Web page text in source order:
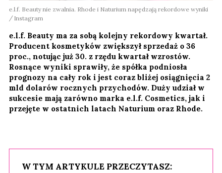
e.l.f. Beauty nie zwalnia. Rhode i Naturium napędzają rekordowe wyniki
Instagram
e.l.f. Beauty ma za sobą kolejny rekordowy kwartał.
Producent kosmetyków zwiększył sprzedaż o 36
proc., notując już 30. z rzędu kwartał wzrostów.
Rosnące wyniki sprawiły, że spółka podniosła
prognozy na cały rok i jest coraz bliżej osiągnięcia 2
mld dolarów rocznych przychodów. Duży udział w
sukcesie mają zarówno marka e.l.f. Cosmetics, jak i
przejęte w ostatnich latach Naturium oraz Rhode.
W TYM ARTYKULE PRZECZYTASZ: